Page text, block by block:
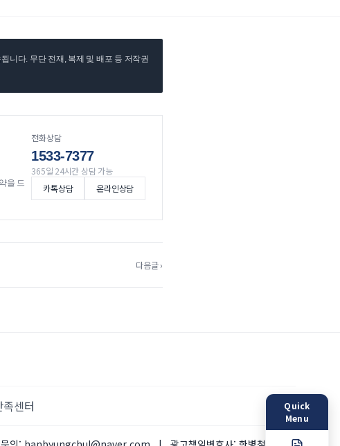
니다. 무단 전재, 복제 및 배포 등 저작권
을 드
전화상담
1533-7377
365일 24시간 상담 가능
카톡상담
온라인상담
다음글 ›
센터
Quick
Menu